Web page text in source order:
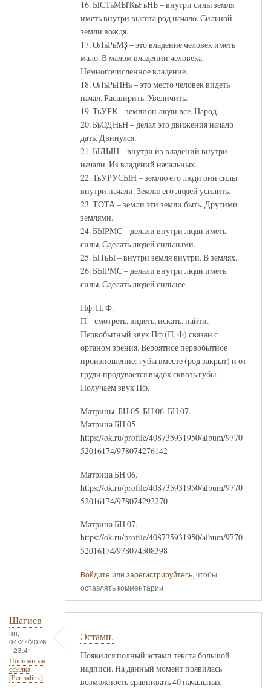
16. ЫСТьМЫҠьҒьНЬ – внутри силы земля
иметь внутри высота род начало. Сильной
земли вождя.
17. ОЛьРьМҘ – это владение человек иметь
мало. В малом владении человека.
Немногочисленное владение.
18. ОЛьРьПНь – это место человек видеть
начал. Расширить. Увеличить.
19. ТьУРК – земля он люди все. Народ.
20. БьОДНьҢ – делал это движения начало
дать. Двинулся.
21. ЫЛЫН – внутри из владений внутри
начали. Из владений начальных.
22. ТьУРУСЫН – землю его люди они силы
внутри начали. Землю его людей усилить.
23. ТОТА – земли эти земли быть. Другими
землями.
24. БЫРМС – делали внутри люди иметь
силы. Сделать людей сильными.
25. ЫТьЫ – внутри земля внутри. В землях.
26. БЫРМС – делали внутри люди иметь
силы. Сделать людей сильнее.
Пф. П. Ф.
П – смотреть, видеть, искать, найти.
Первобытный звук Пф (П, Ф) связан с
органом зрения. Вероятное первобытное
произношение: губы вместе (род закрыт) и от
груди продувается выдох сквозь губы.
Получаем звук Пф.
Матрицы. БН 05. БН 06. БН 07.
Матрица БН 05
https://ok.ru/profile/408735931950/album/9770
52016174/978074276142
Матрица БН 06.
https://ok.ru/profile/408735931950/album/9770
52016174/978074292270
Матрица БН 07.
https://ok.ru/profile/408735931950/album/9770
52016174/978074308398
Войдите или зарегистрируйтесь, чтобы
оставлять комментарии
Шагиев
пн,
04/27/2026
- 23:41
Постоянная
ссылка
(Permalink)
Эстамп.
Появился полный эстамп текста большой
надписи. На данный момент появилась
возможность сравнивать 40 начальных